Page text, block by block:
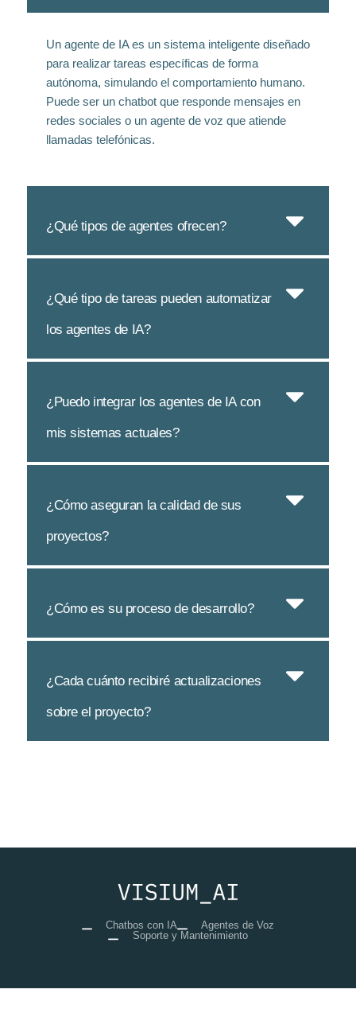
Un agente de IA es un sistema inteligente diseñado
para realizar tareas específicas de forma
autónoma, simulando el comportamiento humano.
Puede ser un chatbot que responde mensajes en
redes sociales o un agente de voz que atiende
llamadas telefónicas.
¿Qué tipos de agentes ofrecen?
¿Qué tipo de tareas pueden automatizar
los agentes de IA?
¿Puedo integrar los agentes de IA con
mis sistemas actuales?
¿Cómo aseguran la calidad de sus
proyectos?
¿Cómo es su proceso de desarrollo?
¿Cada cuánto recibiré actualizaciones
sobre el proyecto?
Chatbos con IA
Agentes de Voz
Soporte y Mantenimiento